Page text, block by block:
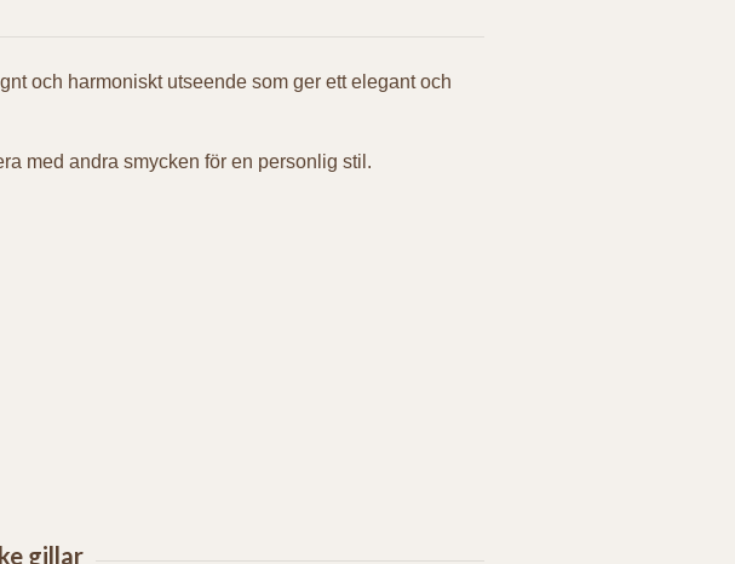
och harmoniskt utseende som ger ett elegant och
med andra smycken för en personlig stil.